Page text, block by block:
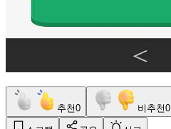
추천0 비추천0